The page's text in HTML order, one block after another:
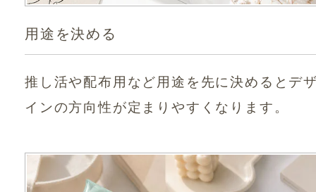
用途を決める
推し活や配布用など用途を先に決めるとデ
インの方向性が定まりやすくなります。